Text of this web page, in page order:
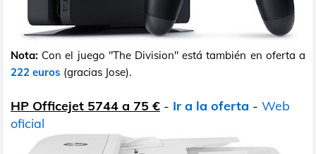
Nota: Con el juego "The Division" está también en oferta a
222 euros (gracias Jose).
HP Officejet 5744 a 75 € - Ir a la oferta - Web
oficial